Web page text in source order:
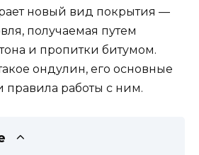
новый вид покрытия —
получаемая путем
и пропитки битумом.
ондулин, его основные
правила работы с ним.